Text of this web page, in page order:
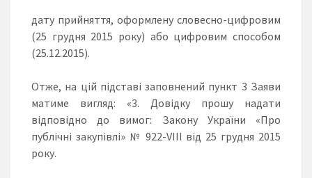
дату прийняття, оформлену словесно-цифровим
(25 грудня 2015 року) або цифровим способом
(25.12.2015).
Отже, на цій підставі заповнений пункт 3 Заяви
матиме вигляд: «3. Довідку прошу надати
відповідно до вимог: Закону України «Про
публічні закупівлі» № 922-VIII від 25 грудня 2015
року.